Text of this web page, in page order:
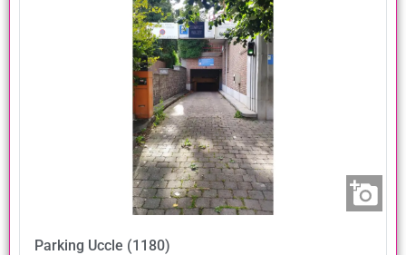
Parking Uccle (1180)